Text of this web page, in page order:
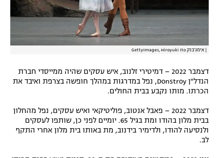
אימג'בנק GettyImages, Hiroyuki Ito
דצמבר 2022 – דמיטירי זלנוב, איש עסקים שהיה ממייסדי חברת
הנדל"ן Donstroy, נפל במדרגות במהלך חופשה בצרפת ואיבד את
הכרתו. מותו נקבע בבית החולים.
דצמבר 2022 – פאבל אנטוב, פוליטיקאי ואיש עסקים, נפל מהחלון
בבית מלון בהודו ומת בגיל 65. יומיים לפני כן, שותפו לעסקים
ולנסיעה להודו, ולדימיר בידנוב, מת באותו בית מלון אחרי התקף
לב.